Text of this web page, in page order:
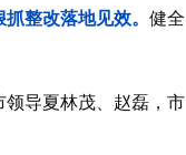
整改落地见效。 健全
导夏林茂、赵磊，市